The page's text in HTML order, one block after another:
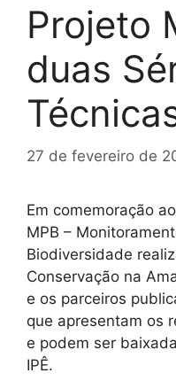
Projeto
duas
27 de fevereiro de
Em comemoração
MPB –
Biodiversidade
Conservação na
e os parceiros
que apresentam os
e podem ser
IPÊ.